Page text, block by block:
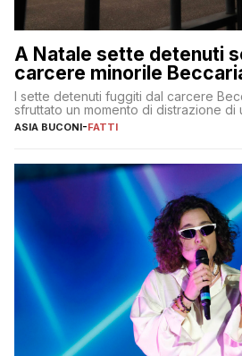
A Natale sette detenuti
carcere minorile
I sette detenuti fuggiti dal carcere
sfruttato un momento di distrazione
ASIA BUCONI-FATTI